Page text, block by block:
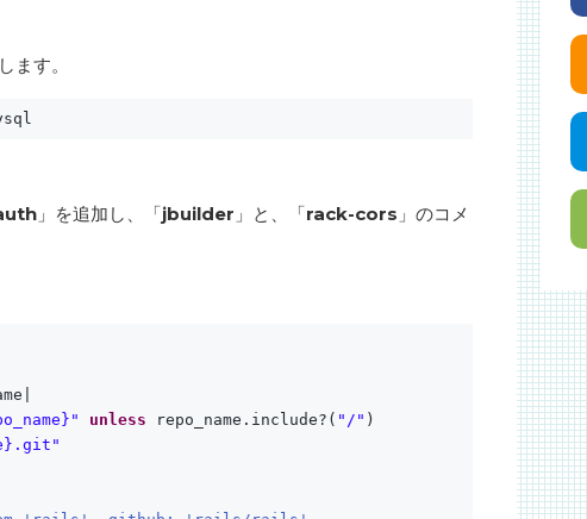
ます。
」を追加し、「jbuilder 」と、「rack-cors 」のコメ
unless repo_name.include?( "/" )